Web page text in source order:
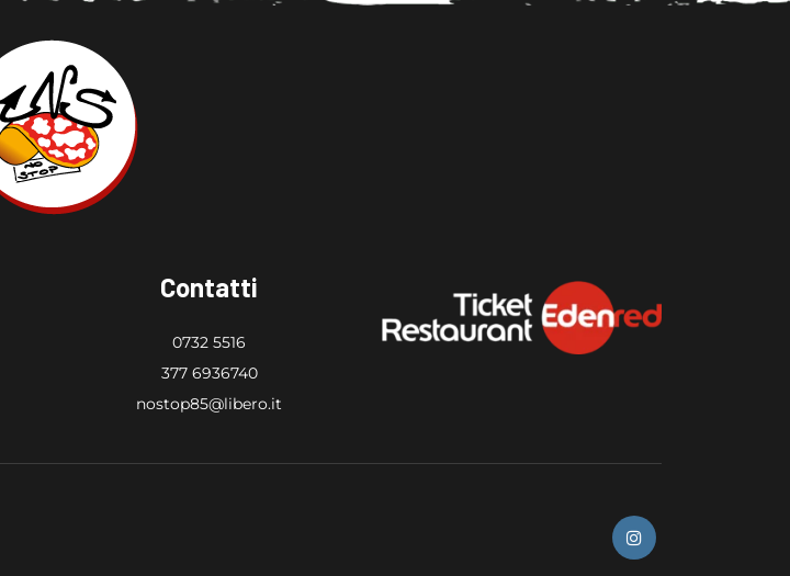
Contatti
0732 5516
377 6936740
nostop85@libero.it